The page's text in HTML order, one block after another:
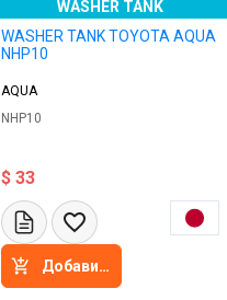
WASHER TANK
WASHER TANK TOYOTA AQUA
NHP10
AQUA
NHP10
$ 33
Добавить в корзину